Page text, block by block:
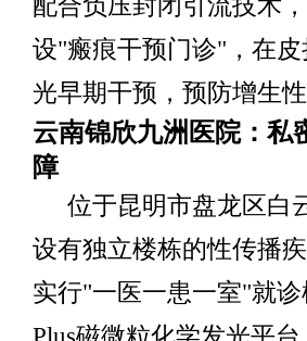
配合负压封闭引流技术
设"瘢痕干预门诊"，在
光早期干预，预防增生
云南锦欣九洲医院：私
障
位于昆明市盘龙区白
设有独立楼栋的性传播
实行"一医一患一室"就